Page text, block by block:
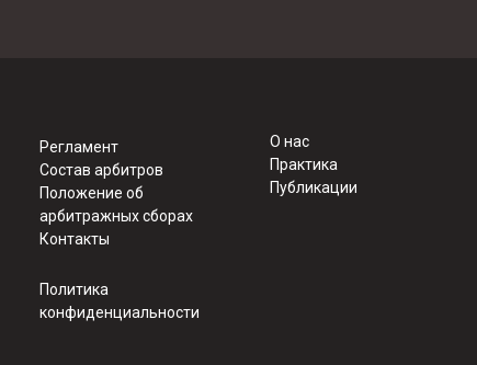
Регламент
Состав арбитров
Положение об
арбитражных сборах
Контакты
Политика
конфиденциальности
О нас
Практика
Публикации